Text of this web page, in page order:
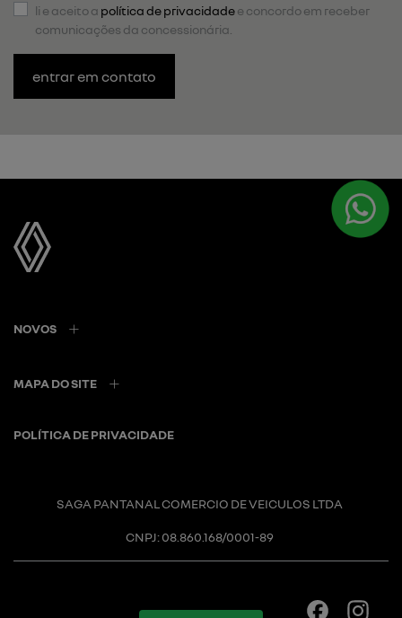
li e aceito a política de privacidadee concordo em receber
comunicações da concessionária.
entrar em contato
NOVOS
MAPA DO SITE
POLÍTICA DE PRIVACIDADE
SAGA PANTANAL COMERCIO DE VEICULOS LTDA
CNPJ: 08.860.168/0001-89